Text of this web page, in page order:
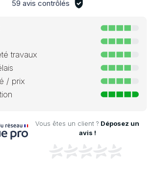
59 avis contrôlés
travaux
/ prix
Vous êtes un client ? Déposez un
avis !